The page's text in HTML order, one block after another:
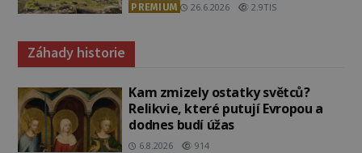
PREMIUM 26.6.2026 2.9TIS
Záhady historie
Kam zmizely ostatky světců?
Relikvie, které putují Evropou a
dodnes budí úžas
6.8.2026 914